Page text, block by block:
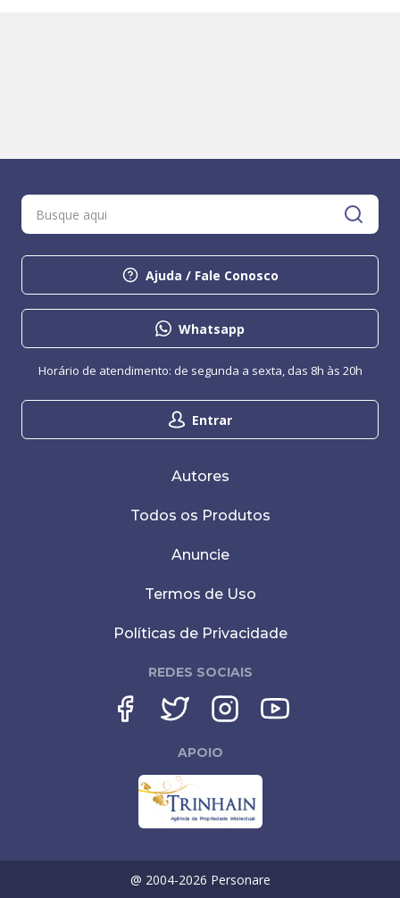
Ajuda / Fale Conosco
Whatsapp
Entrar
Horário de atendimento: de segunda a sexta, das 8h às 20h
Autores
Todos os Produtos
Anuncie
Termos de Uso
Políticas de Privacidade
REDES SOCIAIS
APOIO
@ 2004-2026 Personare